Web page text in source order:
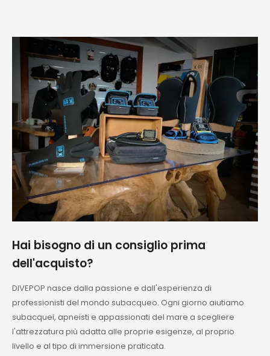
perfetti!!!
Consigliatissimo
Hai bisogno di un consiglio prima
dell'acquisto?
DIVEPOP nasce dalla passione e dall'esperienza di
professionisti del mondo subacqueo. Ogni giorno aiutiamo
subacquei, apneisti e appassionati del mare a scegliere
l'attrezzatura più adatta alle proprie esigenze, al proprio
livello e al tipo di immersione praticata.